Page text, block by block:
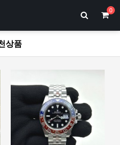
0
상품